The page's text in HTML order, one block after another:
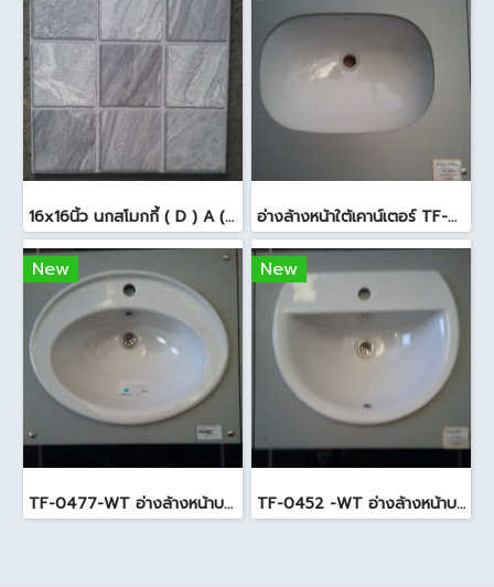
16x16นิ้ว นกสโมกกี้ ( D ) A (Pack6) อ่างล้างหน้าใต้เคาน์เตอร์ TF-0458 สีขาว
New
TF-0477-WT อ่างล้างหน้าบนเคาน์เตอร์ สีขาว
New
TF-0452 -WT อ่างล้างหน้าบนเคาน์เตอร์ สีขาว